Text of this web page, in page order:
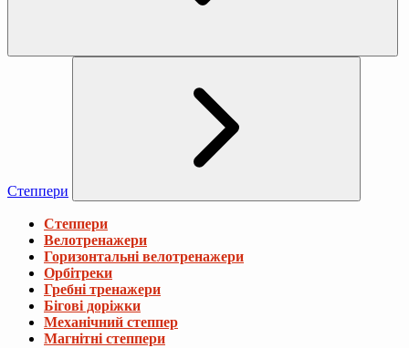
Степпери
Степпери
Велотренажери
Горизонтальні велотренажери
Орбітреки
Гребні тренажери
Бігові доріжки
Механічний степпер
Магнітні степпери